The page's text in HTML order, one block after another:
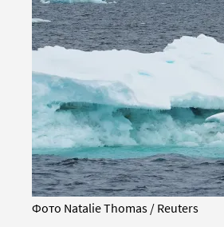
Фото Natalie Thomas / Reuters